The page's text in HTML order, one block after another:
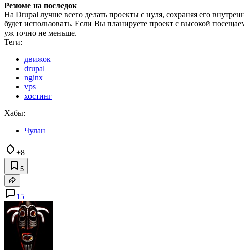
Резюме на последок
На Drupal лучше всего делать проекты с нуля, сохраняя его
будет использовать. Если Вы планируете проект с высокой
уж точно не меньше.
Теги:
движок
drupal
nginx
vps
хостинг
Хабы:
Чулан
+8
5
15